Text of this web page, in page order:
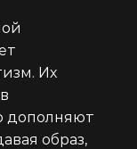
Их
дополняют
образ,